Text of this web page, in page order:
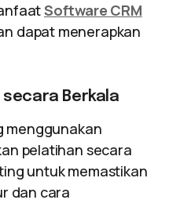
Software CRM
dapat menerapkan
secara Berkala
menggunakan
pelatihan secara
untuk memastikan
dan cara